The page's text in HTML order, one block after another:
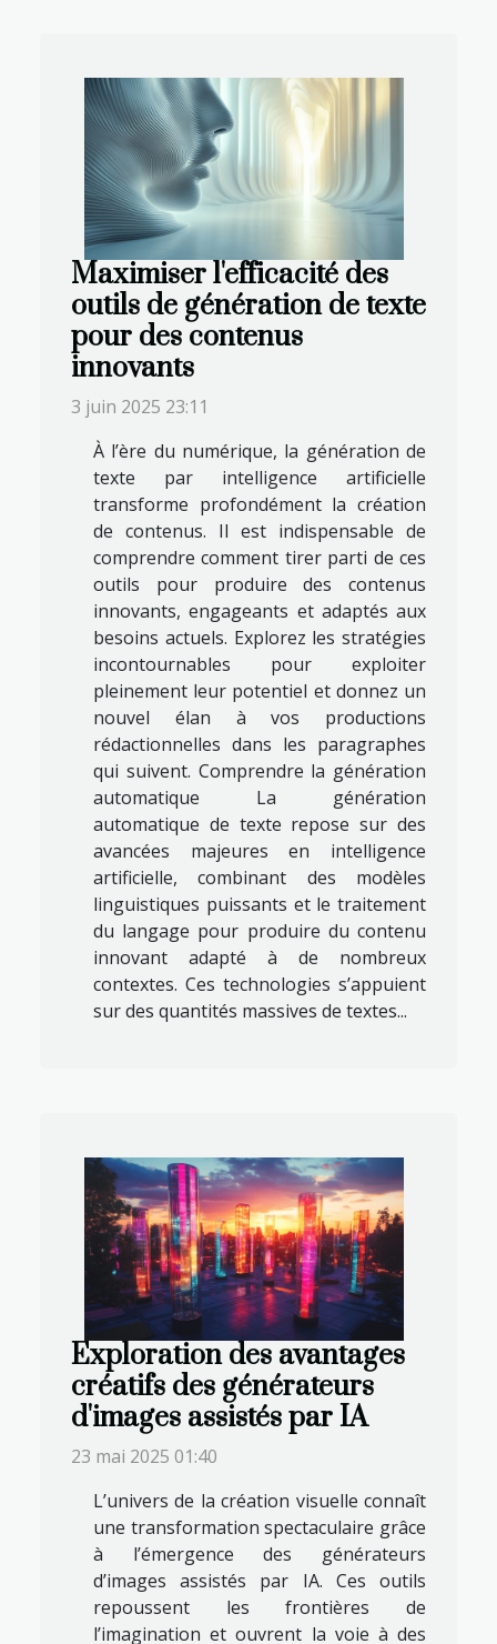
Maximiser l'efficacité des
outils de génération de texte
pour des contenus
innovants
3 juin 2025 23:11
À l’ère du numérique, la génération de
texte par intelligence artificielle
transforme profondément la création
de contenus. Il est indispensable de
comprendre comment tirer parti de ces
outils pour produire des contenus
innovants, engageants et adaptés aux
besoins actuels. Explorez les stratégies
incontournables pour exploiter
pleinement leur potentiel et donnez un
nouvel élan à vos productions
rédactionnelles dans les paragraphes
qui suivent. Comprendre la génération
automatique La génération
automatique de texte repose sur des
avancées majeures en intelligence
artificielle, combinant des modèles
linguistiques puissants et le traitement
du langage pour produire du contenu
innovant adapté à de nombreux
contextes. Ces technologies s’appuient
sur des quantités massives de textes...
Exploration des avantages
créatifs des générateurs
d'images assistés par IA
23 mai 2025 01:40
L’univers de la création visuelle connaît
une transformation spectaculaire grâce
à l’émergence des générateurs
d’images assistés par IA. Ces outils
repoussent les frontières de
l’imagination et ouvrent la voie à des